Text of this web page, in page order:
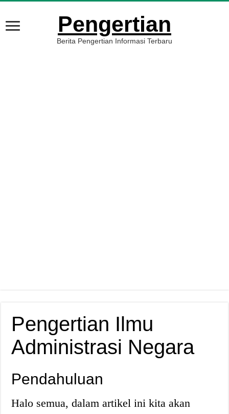
Pengertian
Berita Pengertian Informasi Terbaru
Pengertian Ilmu
Administrasi Negara
Pendahuluan
Halo semua, dalam artikel ini kita akan